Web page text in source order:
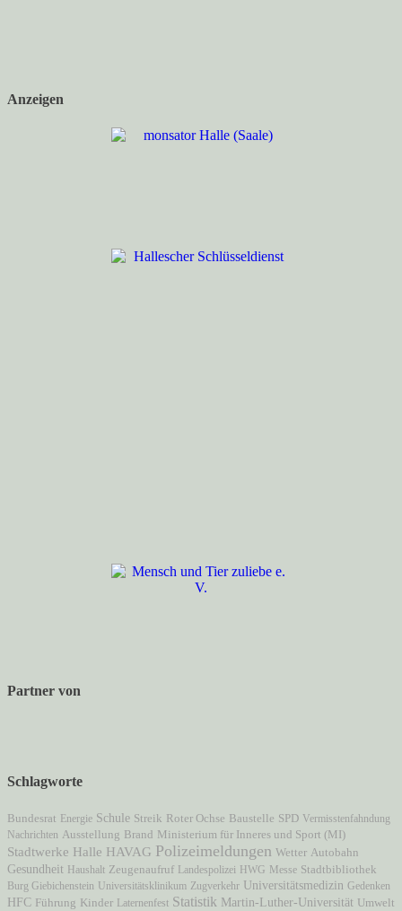
Anzeigen
Partner von
Schlagworte
Bundesrat Energie Schule Streik Roter Ochse Baustelle SPD Vermisstenfahndung
Nachrichten Ausstellung Brand Ministerium für Inneres und Sport (MI)
Stadtwerke Halle HAVAG Polizeimeldungen Wetter Autobahn
Gesundheit Haushalt Zeugenaufruf Landespolizei HWG Messe Stadtbibliothek
Burg Giebichenstein Universitätsklinikum Zugverkehr Universitätsmedizin Gedenken
HFC Führung Kinder Laternenfest Statistik Martin-Luther-Universität Umwelt